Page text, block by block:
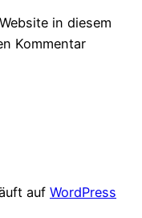
in diesem
Kommentar
auf WordPress